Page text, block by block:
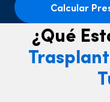
Calcular
¿Qué